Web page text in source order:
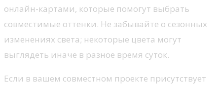
онлайн-картами, которые помогут выбрать
совместимые оттенки. Не забывайте о сезонных
изменениях света; некоторые цвета могут
выглядеть иначе в разное время суток.
Если в вашем совместном проекте присутствует